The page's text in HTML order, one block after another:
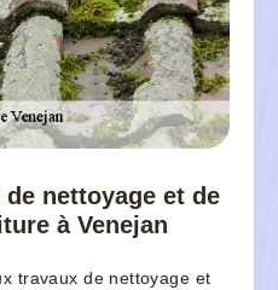
nettoyage et de
à Venejan
travaux de nettoyage et